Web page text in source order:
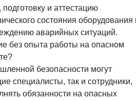
и аттестацию
состояния оборудования
аварийных ситуаций.
без опыта работы на опасном
безопасности могут
специалисты, так и сотрудники,
обязанности на опасных